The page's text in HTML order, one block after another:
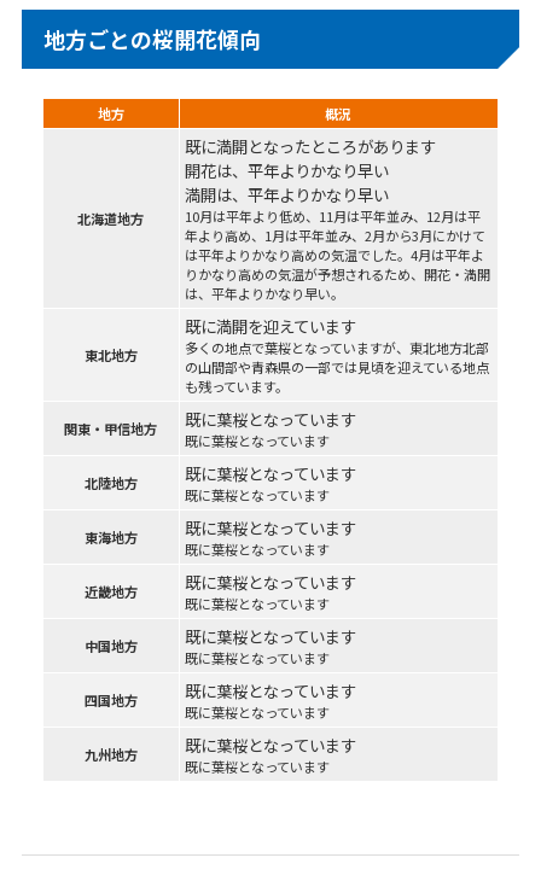
地方ごとの桜開花傾向
地方 概況
北海道地方
既に満開となったところがあります
開花は、平年よりかなり早い
満開は、平年よりかなり早い
10月は平年より低め、11月は平年並み、12月は平
年より高め、1月は平年並み、2月から3月にかけて
は平年よりかなり高めの気温でした。4月は平年よ
りかなり高めの気温が予想されるため、開花・満開
は、平年よりかなり早い。
東北地方
既に満開を迎えています
多くの地点で葉桜となっていますが、東北地方北部
の山間部や青森県の一部では見頃を迎えている地点
も残っています。
関東・甲信地方 既に葉桜となっています
既に葉桜となっています
北陸地方 既に葉桜となっています
既に葉桜となっています
東海地方 既に葉桜となっています
既に葉桜となっています
近畿地方 既に葉桜となっています
既に葉桜となっています
中国地方 既に葉桜となっています
既に葉桜となっています
四国地方 既に葉桜となっています
既に葉桜となっています
九州地方 既に葉桜となっています
既に葉桜となっています